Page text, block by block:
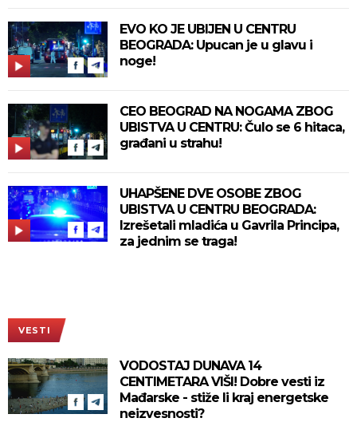
EVO KO JE UBIJEN U CENTRU
BEOGRADA: Upucan je u glavu i
noge!
CEO BEOGRAD NA NOGAMA ZBOG
UBISTVA U CENTRU: Čulo se 6 hitaca,
građani u strahu!
UHAPŠENE DVE OSOBE ZBOG
UBISTVA U CENTRU BEOGRADA:
Izrešetali mladića u Gavrila Principa,
za jednim se traga!
VESTI
VODOSTAJ DUNAVA 14
CENTIMETARA VIŠI! Dobre vesti iz
Mađarske - stiže li kraj energetske
neizvesnosti?